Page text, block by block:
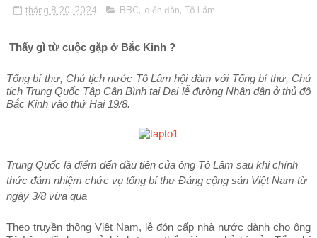
tháng 8 20, 2024 BBC, diễn đàn, Tô Lâm
Thấy gì từ cuộc gặp ở Bắc Kinh ?
Tổng bí thư, Chủ tịch nước Tô Lâm hội đàm với Tổng bí thư, Chủ
tịch Trung Quốc Tập Cận Bình tại Đại lễ đường Nhân dân ở thủ đô
Bắc Kinh vào thứ Hai 19/8.
Trung Quốc là điểm đến đầu tiên của ông Tô Lâm sau khi chính
thức đảm nhiệm chức vụ tổng bí thư Đảng cộng sản Việt Nam từ
ngày 3/8 vừa qua
Theo truyền thông Việt Nam, lễ đón cấp nhà nước dành cho ông